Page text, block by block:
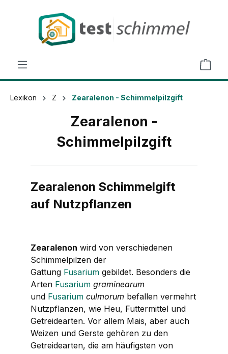
springen
Lexikon Z Zearalenon - Schimmelpilzgift
Zearalenon -
Schimmelpilzgift
Zearalenon Schimmelgift
auf Nutzpflanzen
Zearalenon wird von verschiedenen
Schimmelpilzen der
Gattung Fusarium gebildet. Besonders die
Arten Fusarium graminearum
und Fusarium culmorum befallen vermehrt
Nutzpflanzen, wie Heu, Futtermittel und
Getreidearten. Vor allem Mais, aber auch
Weizen und Gerste gehören zu den
Getreidearten, die am häufigsten von